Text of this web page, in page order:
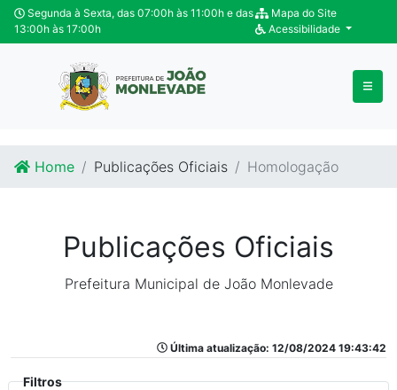
Ir para o conteúdo
Ir para o fim do conteúdo
Segunda à Sexta, das 07:00h às 11:00h e das
13:00h às 17:00h
Mapa do Site
Acessibilidade
Home Publicações Oficiais Homologação
Publicações Oficiais
Prefeitura Municipal de João Monlevade
Última atualização: 12/08/2024 19:43:42
Filtros